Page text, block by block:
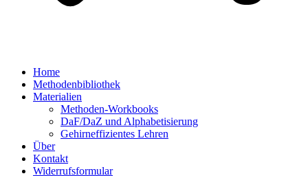
Home
Methodenbibliothek
Materialien
Methoden-Workbooks
DaF/DaZ und Alphabetisierung
Gehirneffizientes Lehren
Über
Kontakt
Widerrufsformular